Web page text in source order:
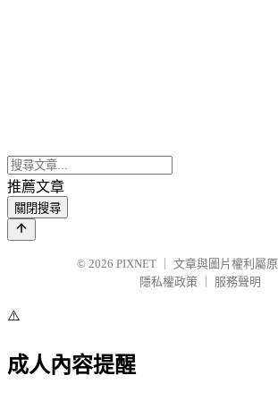
推薦文章
關閉搜尋
© 2026 PIXNET
文章與圖片權利屬
隱私權政策
服務聲明
⚠️
成人內容提醒